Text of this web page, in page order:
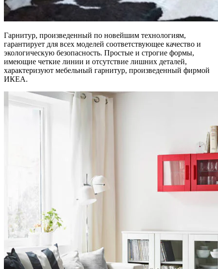
Гарнитур, произведенный по новейшим технологиям,
гарантирует для всех моделей соответствующее качество и
экологическую безопасность. Простые и строгие формы,
имеющие четкие линии и отсутствие лишних деталей,
характеризуют мебельный гарнитур, произведенный фирмой
ИКЕА.